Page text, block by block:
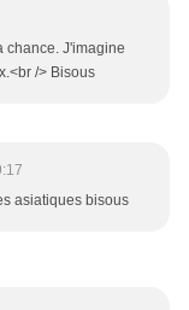
chance. J'imagine
/> Bisous
asiatiques bisous